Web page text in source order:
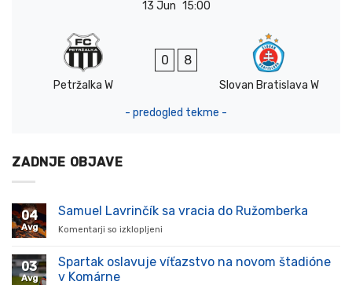
13 Jun 15:00
Petržalka W
0 8
Slovan Bratislava W
- predogled tekme -
ZADNJE OBJAVE
04
Avg
Samuel Lavrinčík sa vracia do Ružomberka
Komentarji so izklopljeni
Lavrinčík
sa
03
Avg
Spartak oslavuje víťazstvo na novom štadióne
v Komárne